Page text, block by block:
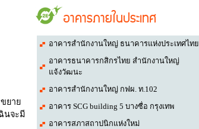
ยาย
นจะมี
อาคารภายในประเทศ
​อาคารสำนักงานใหญ่ ธนาคารแห่งประเทศไทย
อาคารธนาคารกสิกรไทย สำนักงานใหญ่
แจ้งวัฒนะ
อาคารสำนักงานใหญ่ กฟผ. ท.102
อาคาร SCG building 5 บางซื่อ กรุงเทพ
อาคารสภาสถาปนิกแห่งใหม่